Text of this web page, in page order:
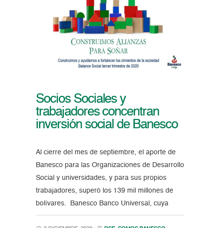
Socios Sociales y
trabajadores concentran
inversión social de Banesco
Al cierre del mes de septiembre, el aporte de
Banesco para las Organizaciones de Desarrollo
Social y universidades, y para sus propios
trabajadores, superó los 139 mil millones de
bolívares. Banesco Banco Universal, cuya